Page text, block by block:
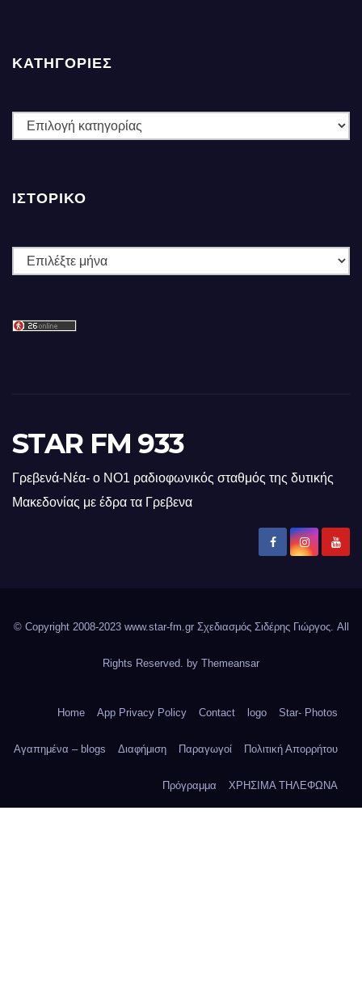
ΚΑΤΗΓΟΡΙΕΣ
ΚΑΤΗΓΟΡΙΕΣ
ΙΣΤΟΡΙΚΌ
Ιστορικό
STAR FM 933
Γρεβενά-Νέα- ο ΝΟ1 ραδιοφωνικός σταθμός της δυτικής
Μακεδονίας με έδρα τα Γρεβενα
© Copyright 2008-2023 www.star-fm.gr Σχεδιασμός Σιδέρης Γιώργος. All
Rights Reserved. by Themeansar
Home App Privacy Policy Contact logo Star- Photos
Αγαπημένα – blogs Διαφήμιση Παραγωγοί Πολιτική Απορρήτου
Πρόγραμμα ΧΡΗΣΙΜΑ ΤΗΛΕΦΩΝΑ